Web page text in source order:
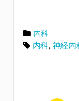
内科
内科, 神経内